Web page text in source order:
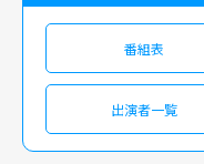
番組表
出演者一覧